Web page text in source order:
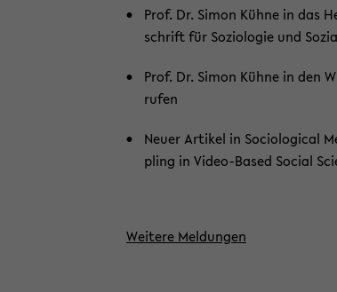
Prof. Dr. Simon Kühne in das
schrift für So­zio­lo­gie und
Prof. Dr. Simon Kühne in den
ru­fen
Neuer Ar­ti­kel in So­cio­lo­gi­cal
pling in Video-​Based So­cial
Wei­te­re Mel­dun­gen